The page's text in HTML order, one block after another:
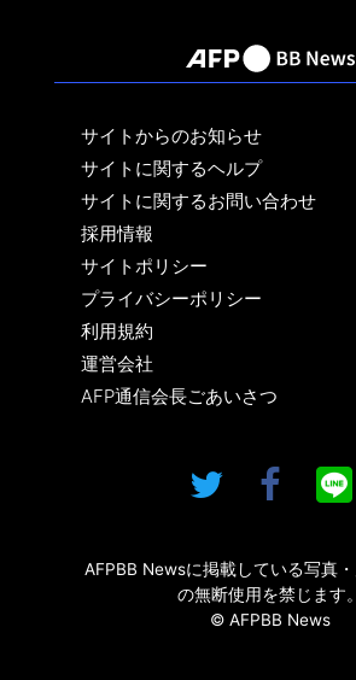
サイトからのお知らせ
サイトに関するヘルプ
サイトに関するお問い合わせ
採用情報
サイトポリシー
プライバシーポリシー
利用規約
運営会社
AFP通信会長ごあいさつ
AFPBB Newsに掲載している写真
の無断使用を禁じます。
© AFPBB News